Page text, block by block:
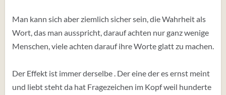
Man kann sich aber ziemlich sicher sein, die Wahrheit als
Wort, das man ausspricht, darauf achten nur ganz wenige
Menschen, viele achten darauf ihre Worte glatt zu machen.
Der Effekt ist immer derselbe . Der eine der es ernst meint
und liebt steht da hat Fragezeichen im Kopf weil hunderte